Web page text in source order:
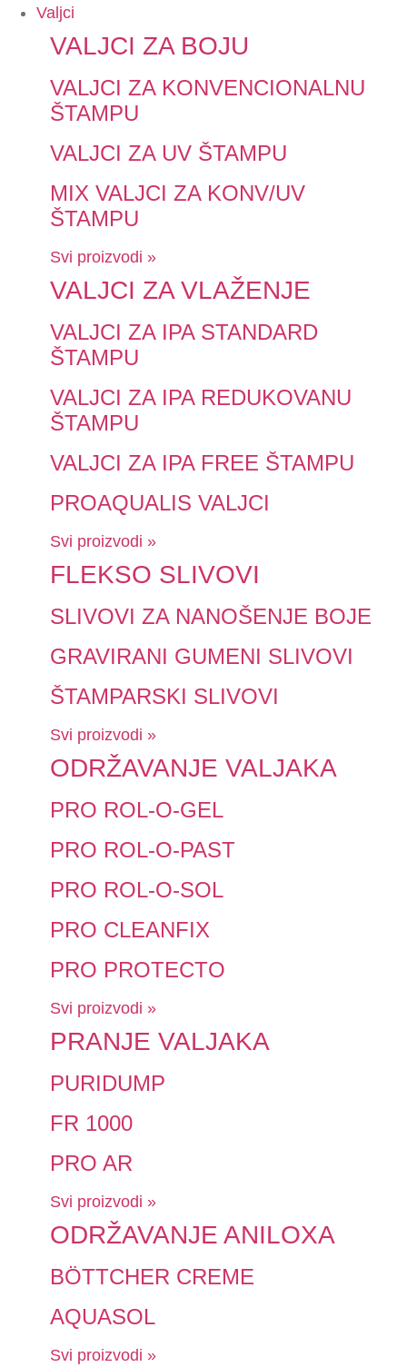
Valjci
VALJCI ZA BOJU
VALJCI ZA KONVENCIONALNU
ŠTAMPU
VALJCI ZA UV ŠTAMPU
MIX VALJCI ZA KONV/UV
ŠTAMPU
Svi proizvodi »
VALJCI ZA VLAŽENJE
VALJCI ZA IPA STANDARD
ŠTAMPU
VALJCI ZA IPA REDUKOVANU
ŠTAMPU
VALJCI ZA IPA FREE ŠTAMPU
PROAQUALIS VALJCI
Svi proizvodi »
FLEKSO SLIVOVI
SLIVOVI ZA NANOŠENJE BOJE
GRAVIRANI GUMENI SLIVOVI
ŠTAMPARSKI SLIVOVI
Svi proizvodi »
ODRŽAVANJE VALJAKA
PRO ROL-O-GEL
PRO ROL-O-PAST
PRO ROL-O-SOL
PRO CLEANFIX
PRO PROTECTO
Svi proizvodi »
PRANJE VALJAKA
PURIDUMP
FR 1000
PRO AR
Svi proizvodi »
ODRŽAVANJE ANILOXA
BÖTTCHER CREME
AQUASOL
Svi proizvodi »